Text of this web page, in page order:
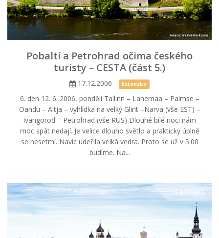
Pobaltí a Petrohrad očima českého
turisty – CESTA (část 5.)
17.12.2006 Estonsko
6. den 12. 6. 2006, pondělí Tallinn – Lahemaa – Palmse –
Oandu – Altja – vyhlídka na velký Glint –Narva (vše EST) –
Ivangorod – Petrohrad (vše RUS) Dlouhé bílé noci nám
moc spát nedají. Je velice dlouho světlo a prakticky úplně
se nesetmí. Navíc udeřila velká vedra. Proto se už v 5:00
budíme. Na...
Cestopis